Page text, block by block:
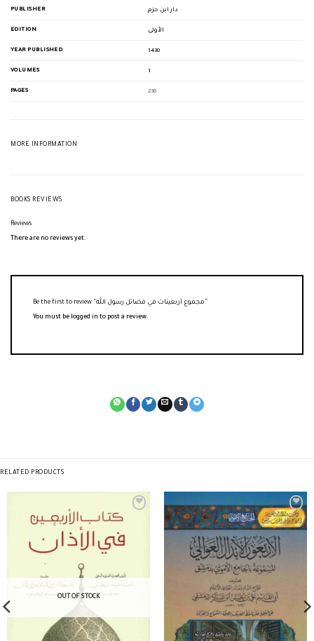
PUBLISHER دار ابن حزم
EDITION الأولى
YEAR PUBLISHED 1430
VOLUMES 1
PAGES 236
MORE INFORMATION
BOOKS REVIEWS
Reviews
There are no reviews yet.
You must be logged in to post a review.
RELATED PRODUCTS
OUT OF STOCK